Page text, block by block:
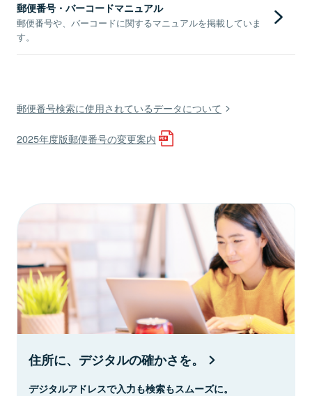
郵便番号・バーコードマニュアル
郵便番号や、バーコードに関するマニュアルを掲載していま
す。
郵便番号検索に使用されているデータについて
2025年度版郵便番号の変更案内
住所に、デジタルの確かさを。
デジタルアドレスで入力も検索もスムーズに。